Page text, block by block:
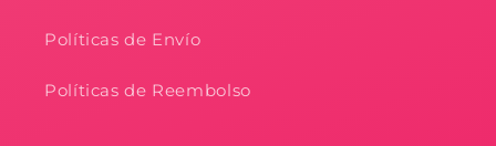
Políticas de Envío
Políticas de Reembolso